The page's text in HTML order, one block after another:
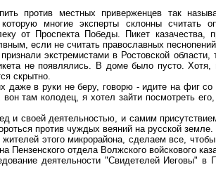
против местных приверженцев так
многие эксперты склонны считать
от Проспекта Победы. Пикет казачества,
если не считать православных
экстремистами в Ростовской области,
не появлялись. В доме было пусто.
скрытно.
даже в руки не беру, говорю - идите на фиг
там колодец, я хотел зайти посмотреть
и своей деятельностью, и самим
против чуждых веяний на русской земле.
этого микрорайона, сделаем все, чтобы
отдела Волжского войскового
деятельности "Свидетелей Иеговы" в